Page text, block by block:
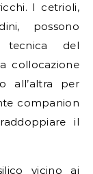
I cetrioli,
possono
tecnica del
collocazione
all’altra per
companion
il
vicino ai